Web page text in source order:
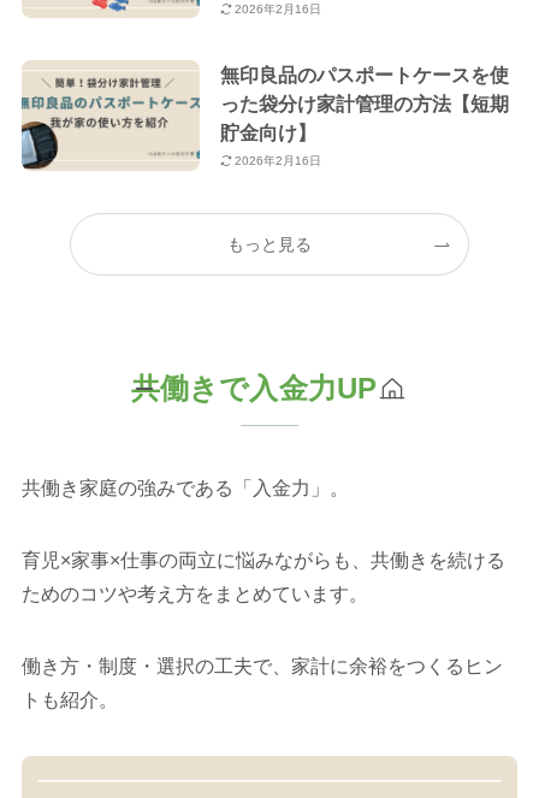
2026年2月16日
無印良品のパスポートケースを使
った袋分け家計管理の方法【短期
貯金向け】
2026年2月16日
もっと見る
共働きで入金力UP
共働き家庭の強みである「入金力」。
育児×家事×仕事の両立に悩みながらも、共働きを続ける
ためのコツや考え方をまとめています。
働き方・制度・選択の工夫で、家計に余裕をつくるヒン
トも紹介。